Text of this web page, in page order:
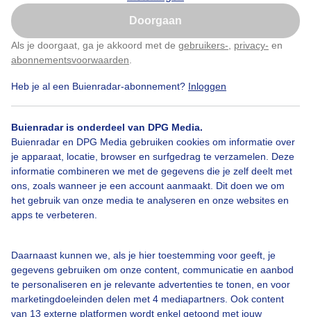
Doorgaan
Als je doorgaat, ga je akkoord met de gebruikers- privacy- en
abonnementsvoorwaarden
Heb je al een Buienradar-abonnement? Inloggen
Buienradar is onderdeel van DPG Media.
Buienradar en DPG Media gebruiken cookies om informatie over
je apparaat, locatie, browser en surfgedrag te verzamelen. Deze
informatie combineren we met de gegevens die je zelf deelt met
ons, zoals wanneer je een account aanmaakt. Dit doen we om
het gebruik van onze media te analyseren en onze websites en
apps te verbeteren.
Daarnaast kunnen we, als je hier toestemming voor geeft, je
gegevens gebruiken om onze content, communicatie en aanbod
te personaliseren en je relevante advertenties te tonen, en voor
marketingdoeleinden delen met 4 mediapartners. Ook content
van 13 externe platformen wordt enkel getoond met jouw
Door: Piet Grim
Bekijk slideshow
Een moment geduld aub...
Klik hierom dit aan te passen